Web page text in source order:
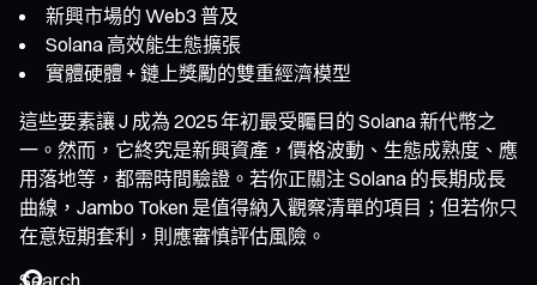
新興市場的 Web3 普及
Solana 高效能生態擴張
實體硬體 + 鏈上獎勵的雙重經濟模型
這些要素讓 J 成為 2025 年初最受矚目的 Solana 新代幣之
一。然而，它終究是新興資產，價格波動、生態成熟度、應
用落地等，都需時間驗證。若你正關注 Solana 的長期成長
曲線，Jambo Token 是值得納入觀察清單的項目；但若你只
在意短期套利，則應審慎評估風險。